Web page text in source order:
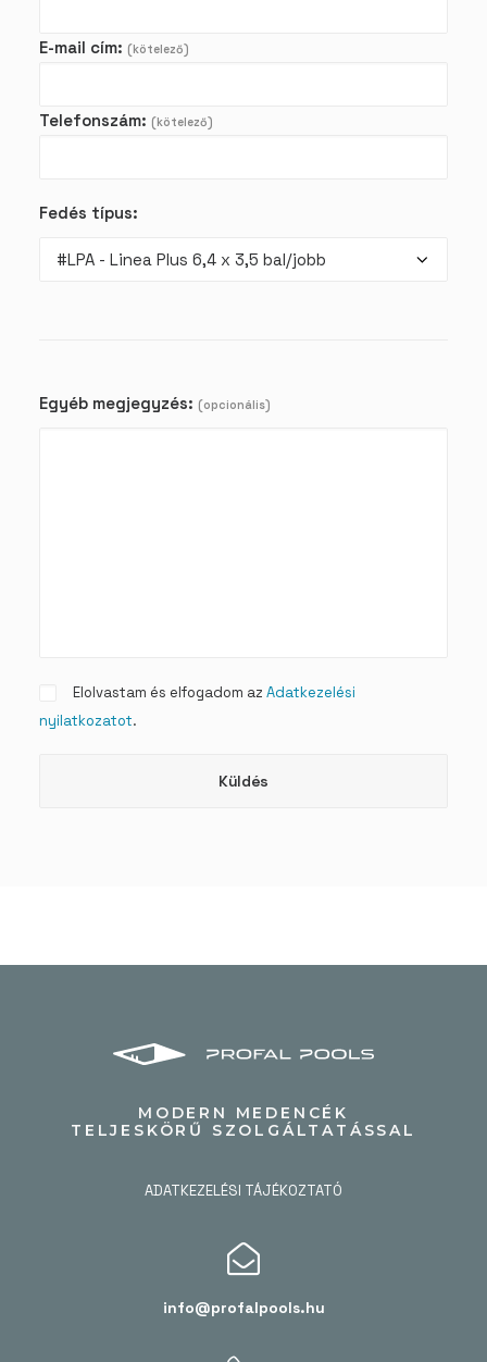
E-mail cím: (kötelező)
Telefonszám: (kötelező)
Fedés típus:
Egyéb megjegyzés: (opcionális)
Elolvastam és elfogadom azAdatkezelési
nyilatkozatot.
MODERN MEDENCÉK
TELJESKÖRŰ SZOLGÁLTATÁSSAL
ADATKEZELÉSI TÁJÉKOZTATÓ
info@profalpools.hu